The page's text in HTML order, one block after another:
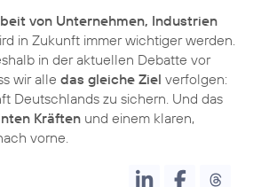
von Unternehmen, Industrien
in Zukunft immer wichtiger werden.
in der aktuellen Debatte vor
wir alle das gleiche Ziel verfolgen:
Deutschlands zu sichern. Und das
Kräften und einem klaren,
vorne.